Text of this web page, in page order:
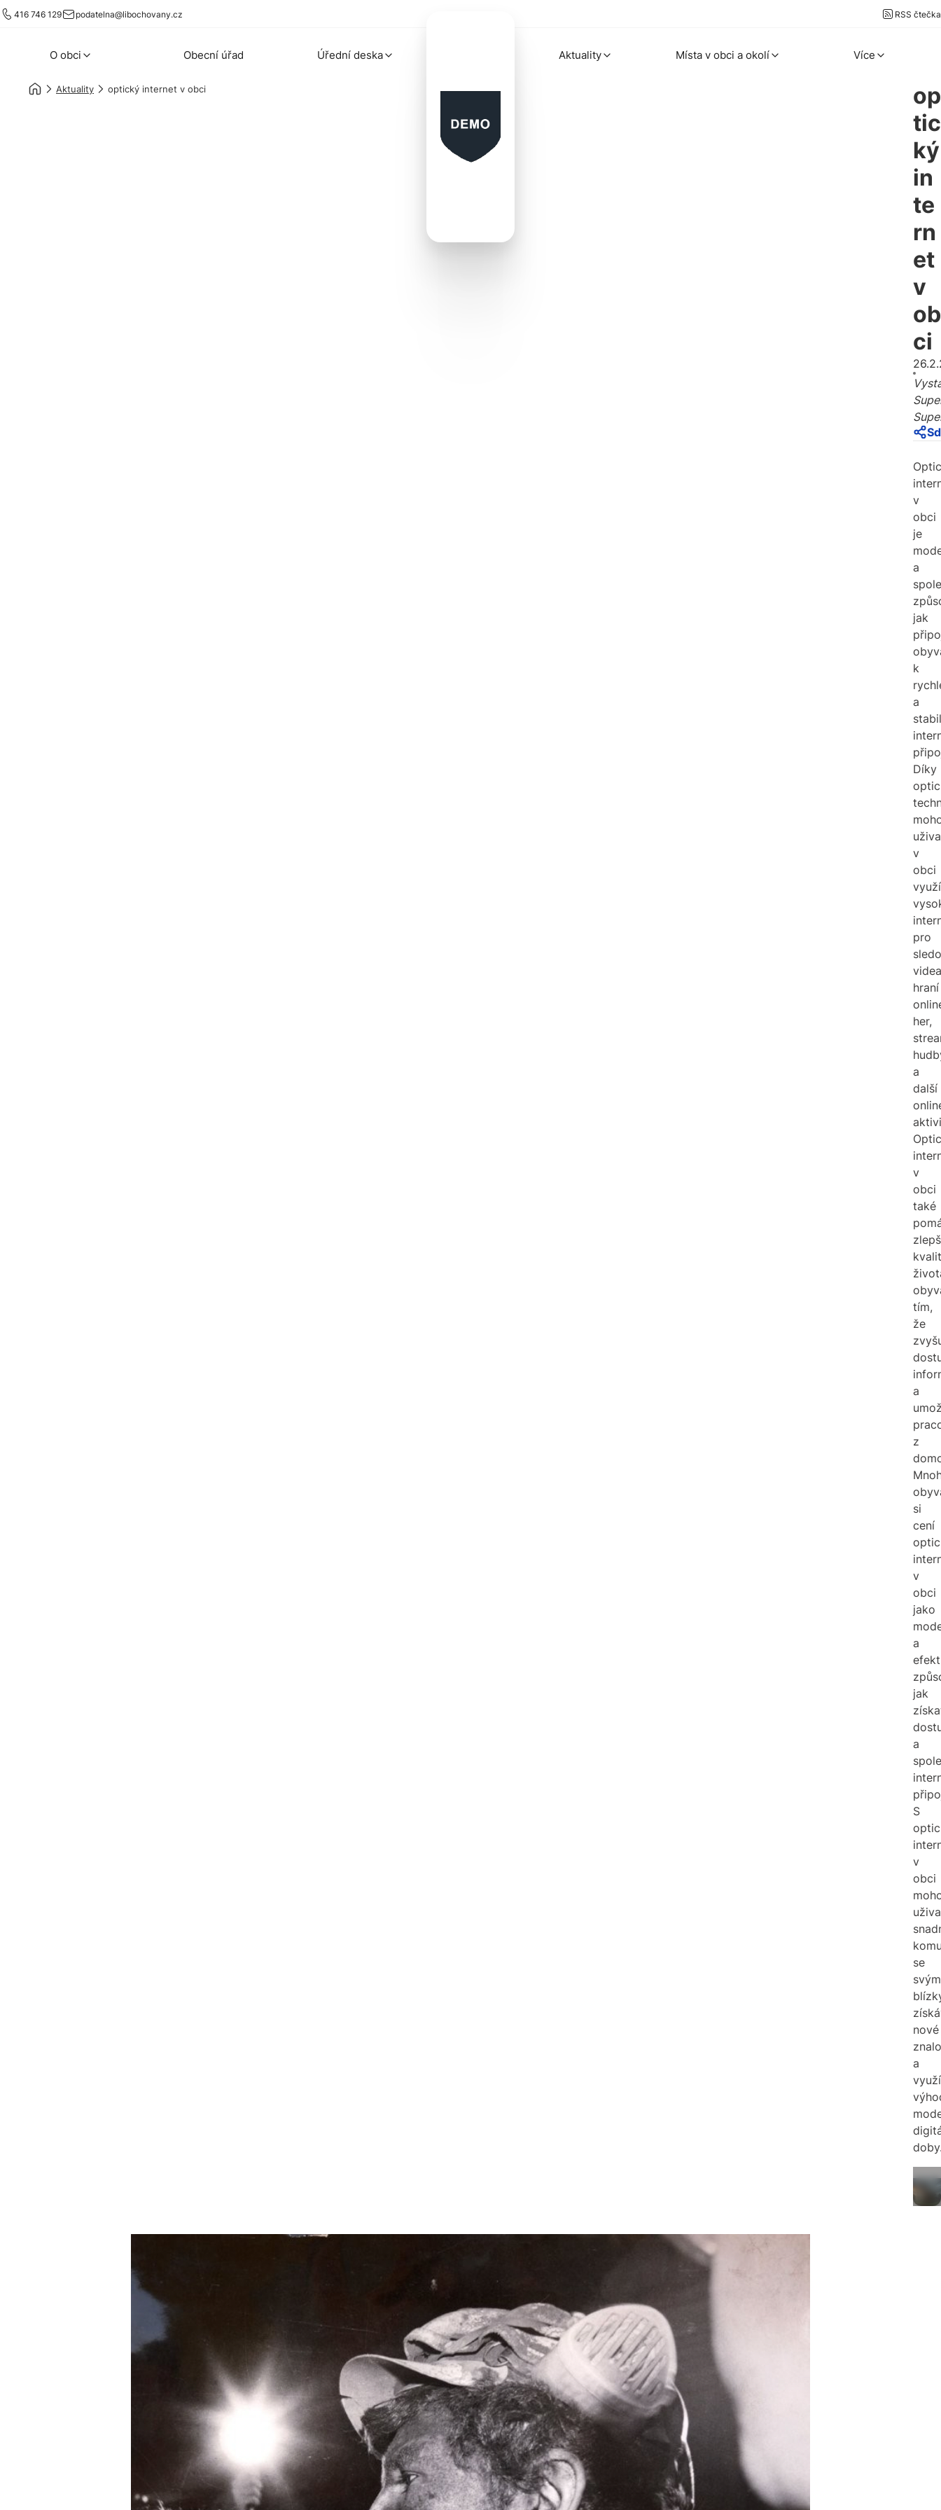
416 746 129 podatelna@libochovany.cz RSS čtečka
O obci Obecní úřad Úřední deska Aktuality Místa v obci a okolí Více
Aktuality optický internet v obci
op
tic
ký
in
te
rn
et
v
ob
ci
v
obci
je
a
jak
k
a
Díky
v
obci
pro
hraní
her,
a
další
v
obci
také
tím,
že
a
z
si
cení
v
obci
jako
a
jak
a
S
v
obci
se
nové
a